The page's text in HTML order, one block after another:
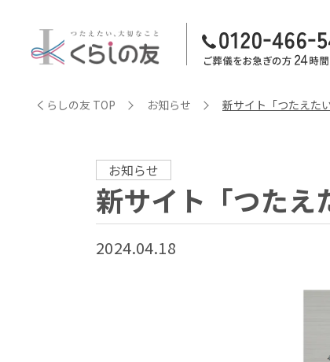
くらしの友 TOP お知らせ 新サイト「つたえた
お知らせ
新サイト「つたえ
2024.04.18